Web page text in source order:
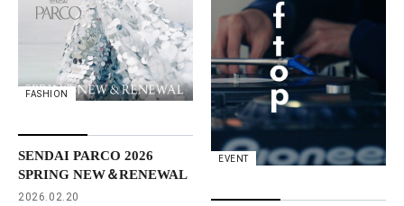
FASHION
SENDAI PARCO 2026
SPRING NEW＆RENEWAL
2026.02.20
EVENT